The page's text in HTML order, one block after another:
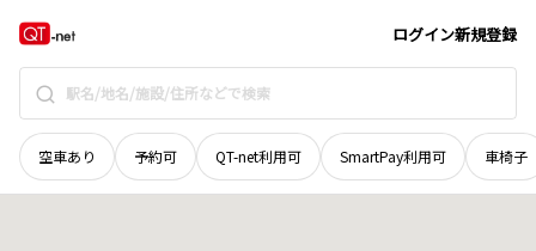
ログイン新規登録
空車あり 予約可 QT-net利用可 SmartPay利用可 車椅子
秋田県